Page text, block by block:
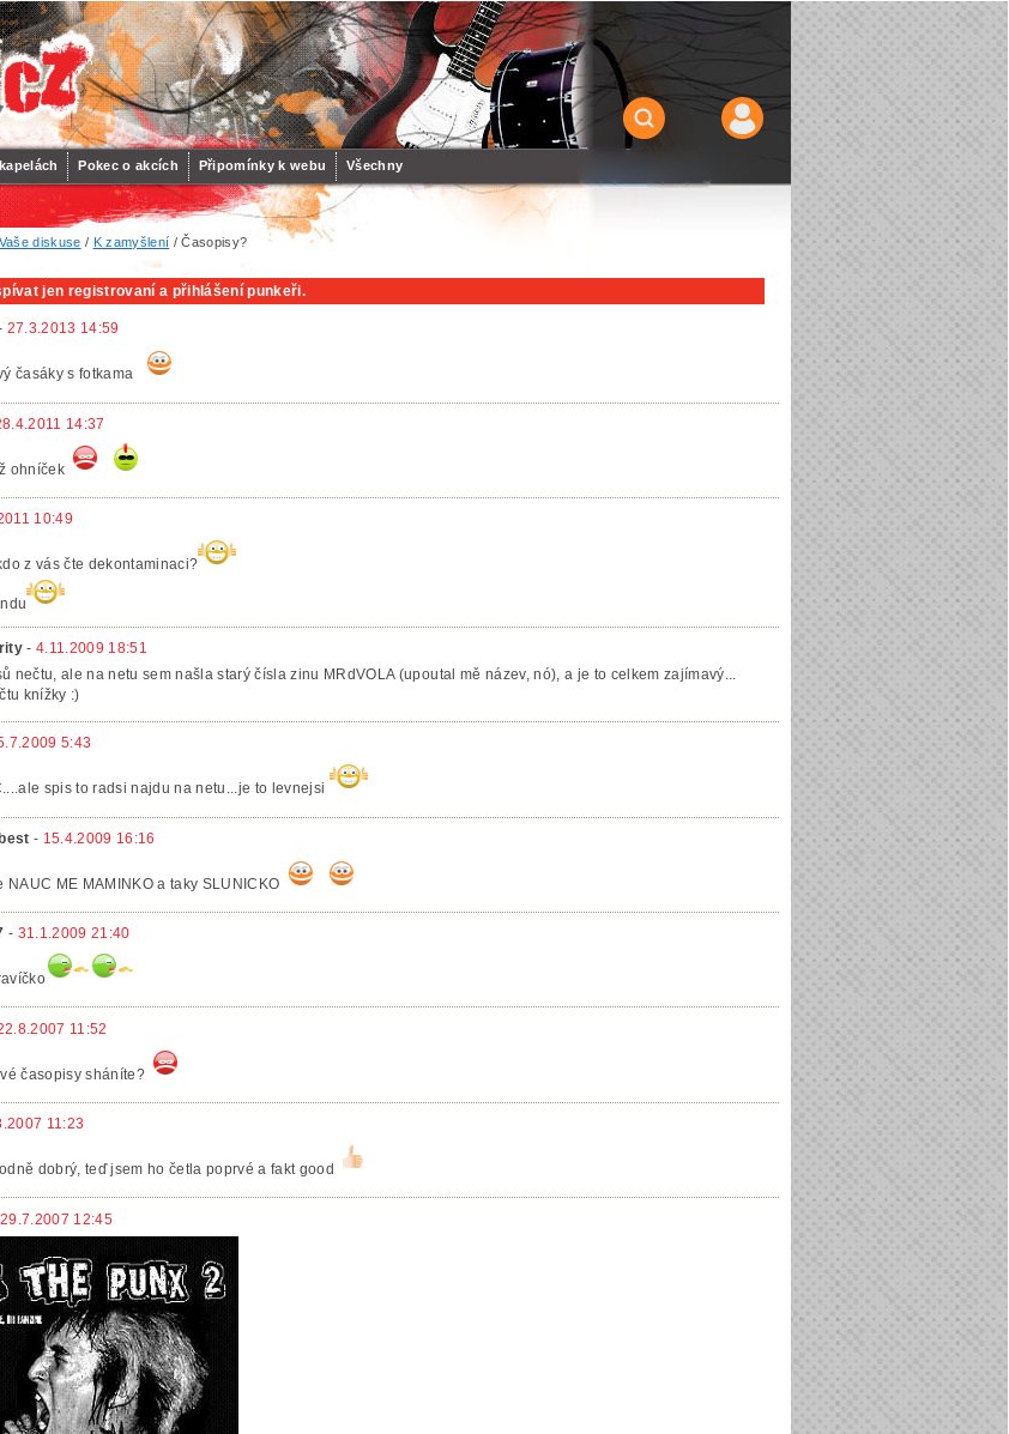
Pokec o akcích Připomínky k webu Všechny
Vaše diskuse / K zamyšlení / Časopisy?
jen registrovaní a přihlášení punkeři.
27.3.2013 14:59
časáky s fotkama
14:37
ohníček
10:49
z vás čte dekontaminaci?
-4.11.2009 18:51
nečtu, ale na netu sem našla starý čísla zinu MRdVOLA (upoutal mě název, nó), a je to celkem zajímavý...
knížky :)
5:43
spis to radsi najdu na netu...je to levnejsi
- 15.4.2009 16:16
NAUC ME MAMINKO a taky SLUNICKO
- 31.1.2009 21:40
11:52
časopisy sháníte?
11:23
dobrý, teď jsem ho četla poprvé a fakt good
29.7.2007 12:45